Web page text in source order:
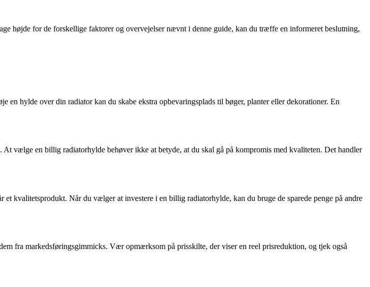
højde for de forskellige faktorer og overvejelser nævnt i denne guide, kan du træffe en informeret beslutning,
hylde over din radiator kan du skabe ekstra opbevaringsplads til bøger, planter eller dekorationer. En
vælge en billig radiatorhylde behøver ikke at betyde, at du skal gå på kompromis med kvaliteten. Det handler
kvalitetsprodukt. Når du vælger at investere i en billig radiatorhylde, kan du bruge de sparede penge på andre
fra markedsføringsgimmicks. Vær opmærksom på prisskilte, der viser en reel prisreduktion, og tjek også